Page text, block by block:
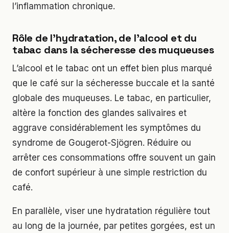
l’inflammation chronique.
Rôle de l’hydratation, de l’alcool et du
tabac dans la sécheresse des muqueuses
L’alcool et le tabac ont un effet bien plus marqué
que le café sur la sécheresse buccale et la santé
globale des muqueuses. Le tabac, en particulier,
altère la fonction des glandes salivaires et
aggrave considérablement les symptômes du
syndrome de Gougerot-Sjögren. Réduire ou
arrêter ces consommations offre souvent un gain
de confort supérieur à une simple restriction du
café.
En parallèle, viser une hydratation régulière tout
au long de la journée, par petites gorgées, est un